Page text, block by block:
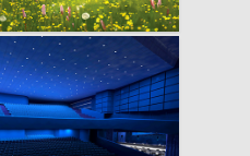
Деликатное
преображение,
которое принесло